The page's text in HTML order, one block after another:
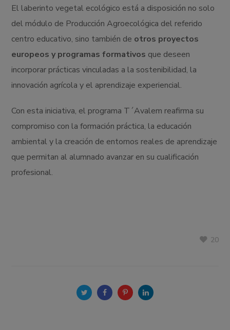
El laberinto vegetal ecológico está a disposición no solo
del módulo de Producción Agroecológica del referido
centro educativo, sino también de otros proyectos
europeos y programas formativos que deseen
incorporar prácticas vinculadas a la sostenibilidad, la
innovación agrícola y el aprendizaje experiencial.
Con esta iniciativa, el programa T´Avalem reafirma su
compromiso con la formación práctica, la educación
ambiental y la creación de entornos reales de aprendizaje
que permitan al alumnado avanzar en su cualificación
profesional.
20